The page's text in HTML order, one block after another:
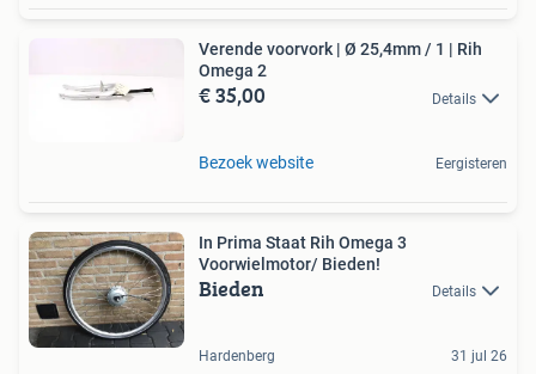
Verende voorvork | Ø 25,4mm / 1 | Rih
Omega 2
€ 35,00 Details
Bezoek website Eergisteren
In Prima Staat Rih Omega 3
Voorwielmotor/ Bieden!
Bieden Details
Hardenberg 31 jul 26